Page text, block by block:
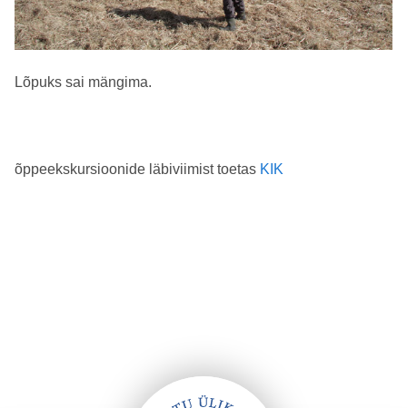
Lõpuks sai mängima.
õppeekskursioonide läbiviimist toetas KIK